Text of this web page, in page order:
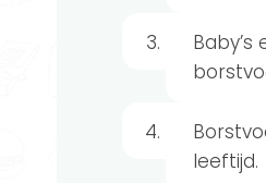
leeftijd.